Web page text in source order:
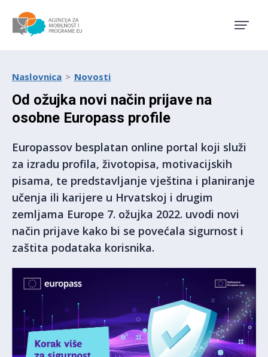
Naslovnica Novosti
Od ožujka novi način prijave na
osobne Europass profile
Europassov besplatan online portal koji služi
za izradu profila, životopisa, motivacijskih
pisama, te predstavljanje vještina i planiranje
učenja ili karijere u Hrvatskoj i drugim
zemljama Europe 7. ožujka 2022. uvodi novi
način prijave kako bi se povećala sigurnost i
zaštita podataka korisnika.